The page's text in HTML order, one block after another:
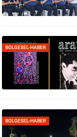
BOLGESEL-HABER
BOLGESEL-HABER